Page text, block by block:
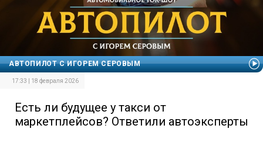
АВТОПИЛОТ С ИГОРЕМ СЕРОВЫМ
17:33 | 18 февраля 2026
Есть ли будущее у такси от
маркетплейсов? Ответили автоэксперты